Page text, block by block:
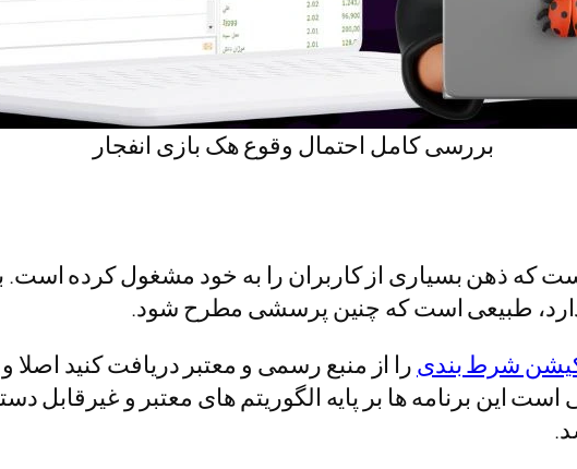
بررسی کامل احتمال وقوع هک بازی انفجار
که ذهن بسیاری از کاربران را به خود مشغول کرده است.
طبیعی است که چنین پرسشی مطرح شود.
شرط بندی را از منبع رسمی و معتبر دریافت کنید اصلا
است این برنامه ها بر پایه الگوریتم های معتبر و